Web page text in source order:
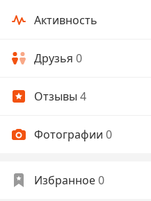
Активность
Друзья 0
Отзывы 4
Фотографии 0
Избранное0